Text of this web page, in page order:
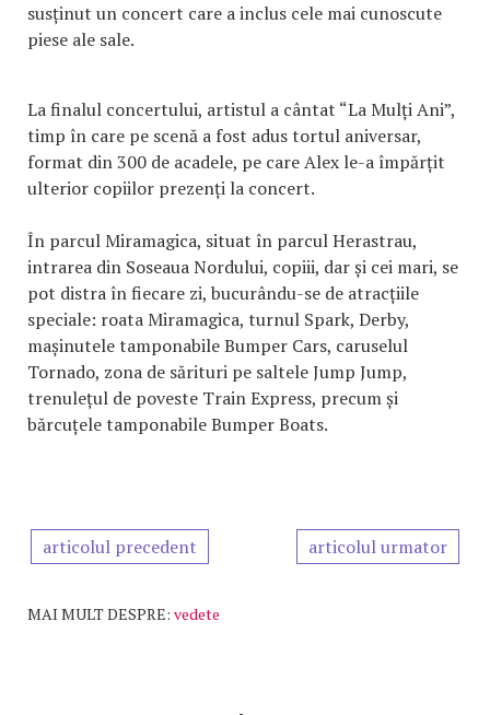
susținut un concert care a inclus cele mai cunoscute
piese ale sale.
La finalul concertului, artistul a cântat “La Mulți Ani”,
timp în care pe scenă a fost adus tortul aniversar,
format din 300 de acadele, pe care Alex le-a împărțit
ulterior copiilor prezenți la concert.
În parcul Miramagica, situat în parcul Herastrau,
intrarea din Soseaua Nordului, copiii, dar și cei mari, se
pot distra în fiecare zi, bucurându-se de atracțiile
speciale: roata Miramagica, turnul Spark, Derby,
mașinutele tamponabile Bumper Cars, caruselul
Tornado, zona de sărituri pe saltele Jump Jump,
trenulețul de poveste Train Express, precum și
bărcuțele tamponabile Bumper Boats.
articolul precedent articolul urmator
MAI MULT DESPRE: vedete